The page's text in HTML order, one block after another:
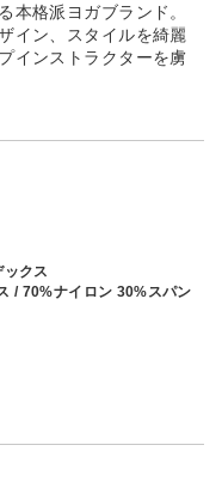
本格派ヨガブランド。
イン、スタイルを綺麗
インストラクターを虜
クス
/ 70%ナイロン 30%スパン